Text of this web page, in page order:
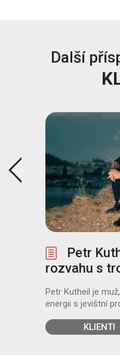
Další
Petr
rozvahu s
Petr Kutheil je
energii s jevištní
KLIENTI